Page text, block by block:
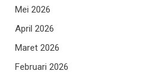
Mei 2026
April 2026
Maret 2026
Februari 2026